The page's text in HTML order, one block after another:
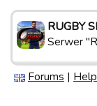
RUGBY
Serwer
Forums |